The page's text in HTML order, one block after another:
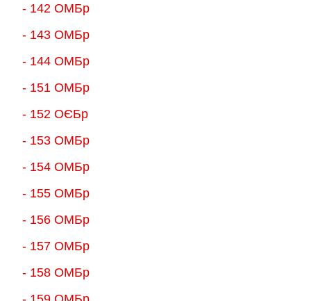
- 142 ОМБр
- 143 ОМБр
- 144 ОМБр
- 151 ОМБр
- 152 ОЄБр
- 153 ОМБр
- 154 ОМБр
- 155 ОMБр
- 156 ОMБр
- 157 ОМБр
- 158 ОМБр